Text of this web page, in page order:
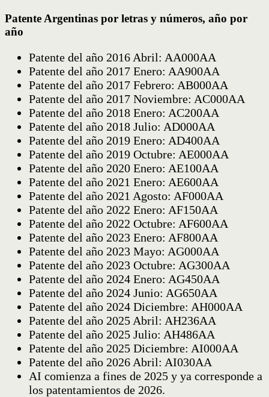
Patente Argentinas por letras y números, año por
año
Patente del año 2016 Abril: AA000AA
Patente del año 2017 Enero: AA900AA
Patente del año 2017 Febrero: AB000AA
Patente del año 2017 Noviembre: AC000AA
Patente del año 2018 Enero: AC200AA
Patente del año 2018 Julio: AD000AA
Patente del año 2019 Enero: AD400AA
Patente del año 2019 Octubre: AE000AA
Patente del año 2020 Enero: AE100AA
Patente del año 2021 Enero: AE600AA
Patente del año 2021 Agosto: AF000AA
Patente del año 2022 Enero: AF150AA
Patente del año 2022 Octubre: AF600AA
Patente del año 2023 Enero: AF800AA
Patente del año 2023 Mayo: AG000AA
Patente del año 2023 Octubre: AG300AA
Patente del año 2024 Enero: AG450AA
Patente del año 2024 Junio: AG650AA
Patente del año 2024 Diciembre: AH000AA
Patente del año 2025 Abril: AH236AA
Patente del año 2025 Julio: AH486AA
Patente del año 2025 Diciembre: AI000AA
Patente del año 2026 Abril: AI030AA
AI comienza a fines de 2025 y ya corresponde a
los patentamientos de 2026.